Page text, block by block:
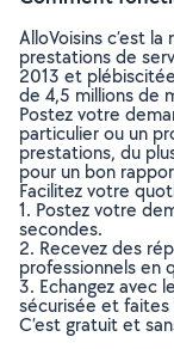
AlloVoisins c’est
prestations de
2013 et
de 4,5 millions de
Postez votre
particulier ou un
prestations, du
pour un bon
Facilitez votre
1. Postez votre
secondes.
2. Recevez des
professionnels en
3. Echangez avec
sécurisée et faites
C’est gratuit et